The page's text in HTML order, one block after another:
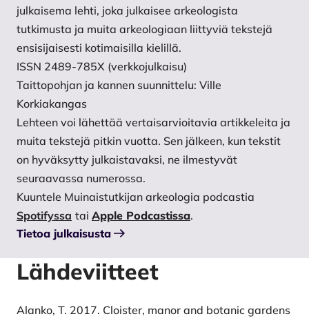
julkaisema lehti, joka julkaisee arkeologista
tutkimusta ja muita arkeologiaan liittyviä tekstejä
ensisijaisesti kotimaisilla kielillä.
ISSN 2489-785X (verkkojulkaisu)
Taittopohjan ja kannen suunnittelu: Ville
Korkiakangas
Lehteen voi lähettää vertaisarvioitavia artikkeleita ja
muita tekstejä pitkin vuotta. Sen jälkeen, kun tekstit
on hyväksytty julkaistavaksi, ne ilmestyvät
seuraavassa numerossa.
Kuuntele Muinaistutkijan arkeologia podcastia
Spotifyssa tai Apple Podcastissa.
Tietoa julkaisusta
Lähdeviitteet
Alanko, T. 2017. Cloister, manor and botanic gardens